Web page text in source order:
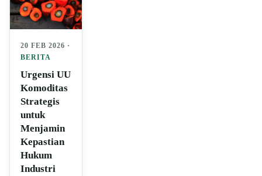
20 FEB 2026 ·
BERITA
Urgensi UU
Komoditas
Strategis
untuk
Menjamin
Kepastian
Hukum
Industri